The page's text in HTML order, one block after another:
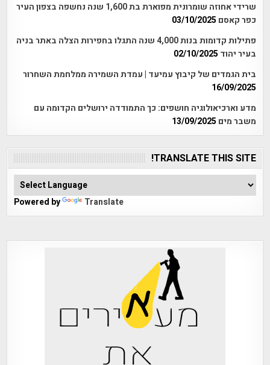
שרידי אחוזה שומרונית מפוארת בת 1,600 שנה נחשפה בצפון העיר
כפר קאסם 03/10/2025
פתילות קדומות בנות 4,000 שנה התגלו בחפירות הצלה באתר בניה
בעיר יהוד 02/10/2025
בית הגמדים של קיבוץ עמיעד | עמדת השמירה ממלחמת השחרור
16/09/2025
מדע וארכיאולוגיה חושפים: כך התמודדה ירושלים הקדומה עם
משבר מים 13/09/2025
TRANSLATE THIS SITE!
Powered by Translate